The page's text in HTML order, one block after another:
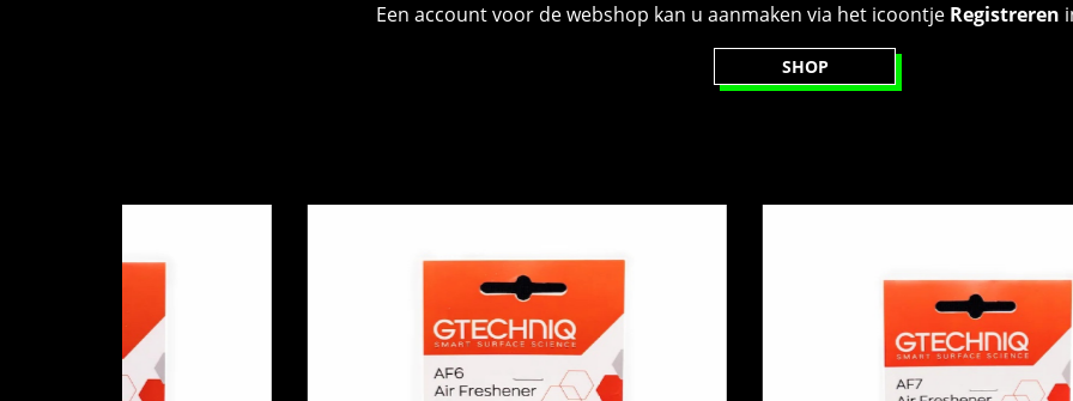
Een account voor de webshop kan u aanmaken via het icoontje Registreren
SHOP